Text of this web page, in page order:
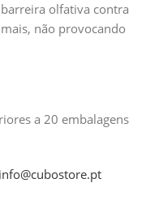
olfativa contra
não provocando
a 20 embalagens
info@cubostore.pt